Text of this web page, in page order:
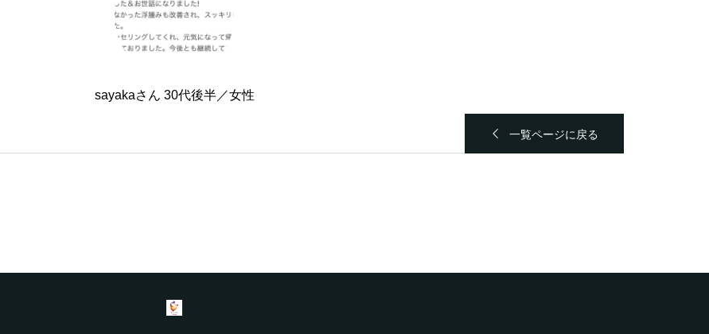
sayakaさん 30代後半／女性
一覧ページに戻る